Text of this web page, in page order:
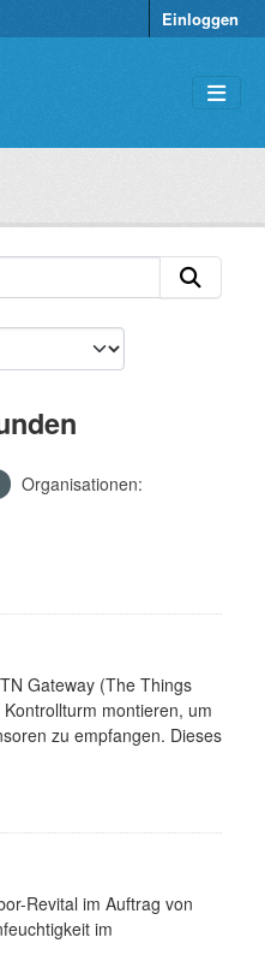
Einloggen
Organisationen:
Gateway (The Things
montieren, um
zu empfangen. Dieses
Revital im Auftrag von
im